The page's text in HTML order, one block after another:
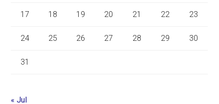
17 18 19 20 21 22 23
24 25 26 27 28 29 30
31
« Jul